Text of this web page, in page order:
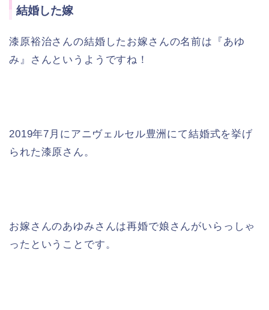
結婚した嫁
漆原裕治さんの結婚したお嫁さんの名前は『あゆ
み』さんというようですね！
2019年7月にアニヴェルセル豊洲にて結婚式を挙げ
られた漆原さん。
お嫁さんのあゆみさんは再婚で娘さんがいらっしゃ
ったということです。